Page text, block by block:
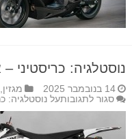
נוסטלגיה: כריסטיני
14 בנובמבר 2025 מגזין,
סגור לתגובותעל נוסטלגיה: